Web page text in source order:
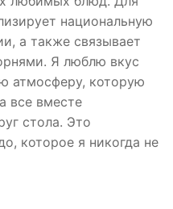
национальную
а также связывает
Я люблю вкус
атмосферу, которую
все вместе
стола. Это
которое я никогда не